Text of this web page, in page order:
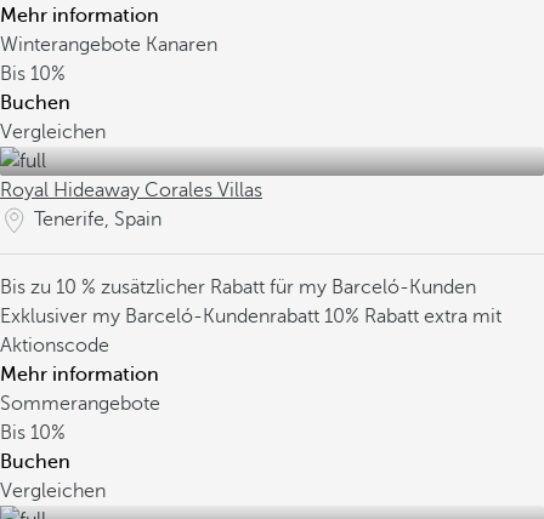
Mehr information
Winterangebote Kanaren
Bis 10%
Buchen
Vergleichen
Royal Hideaway Corales Villas
Tenerife, Spain
Bis zu 10 % zusätzlicher Rabatt für my Barceló-Kunden
Exklusiver my Barceló-Kundenrabatt 10% Rabatt extra mit
Aktionscode
Mehr information
Sommerangebote
Bis 10%
Buchen
Vergleichen